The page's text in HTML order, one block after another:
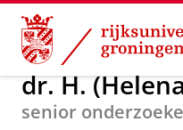
Skip
Content
Skip
Navigation
Over ons dr.
dr. H.
senior